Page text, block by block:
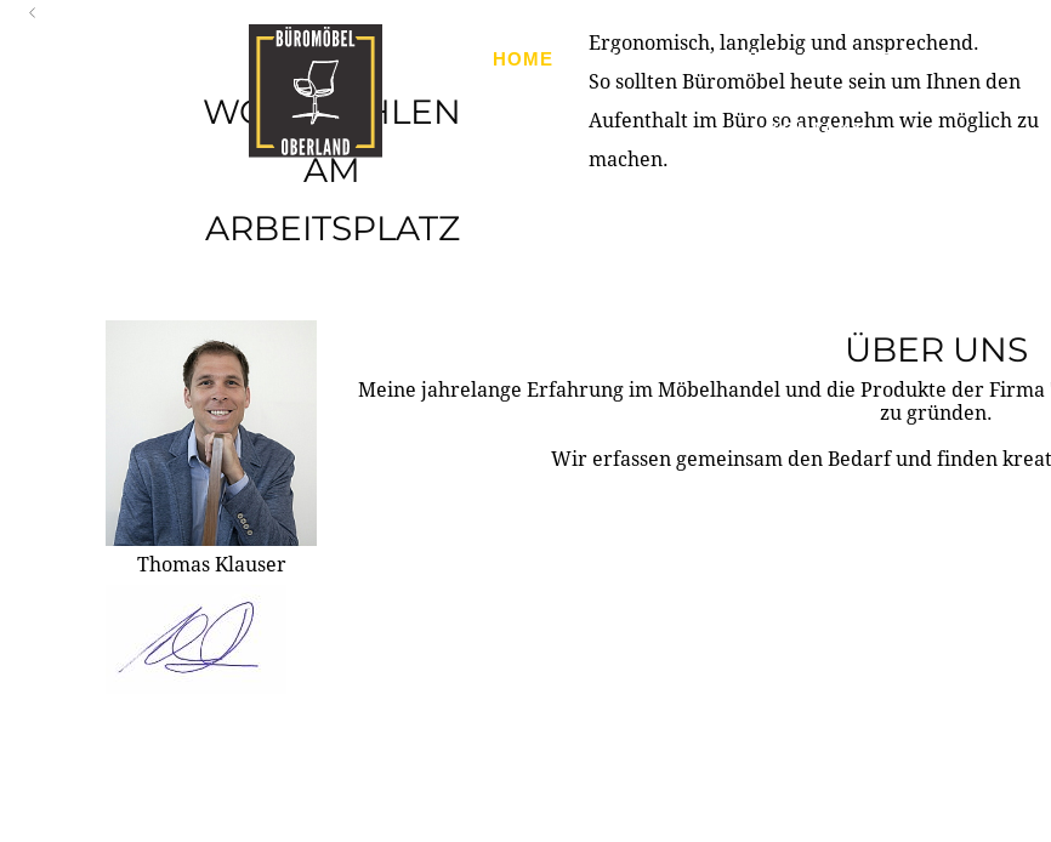
HOME PRODUKTE ÜBER UNS PARTNER &
KONTAKT
WOHLFÜHLEN
AM
ARBEITSPLATZ
Ergonomisch, langlebig und ansprechend.
So sollten Büromöbel heute sein um Ihnen den
Aufenthalt im Büro so angenehm wie möglich zu
machen.
Thomas Klauser
ÜBER UNS
Meine jahrelange Erfahrung im Möbelhandel und die Produkte der
zu gründen.
Wir erfassen gemeinsam den Bedarf und finden